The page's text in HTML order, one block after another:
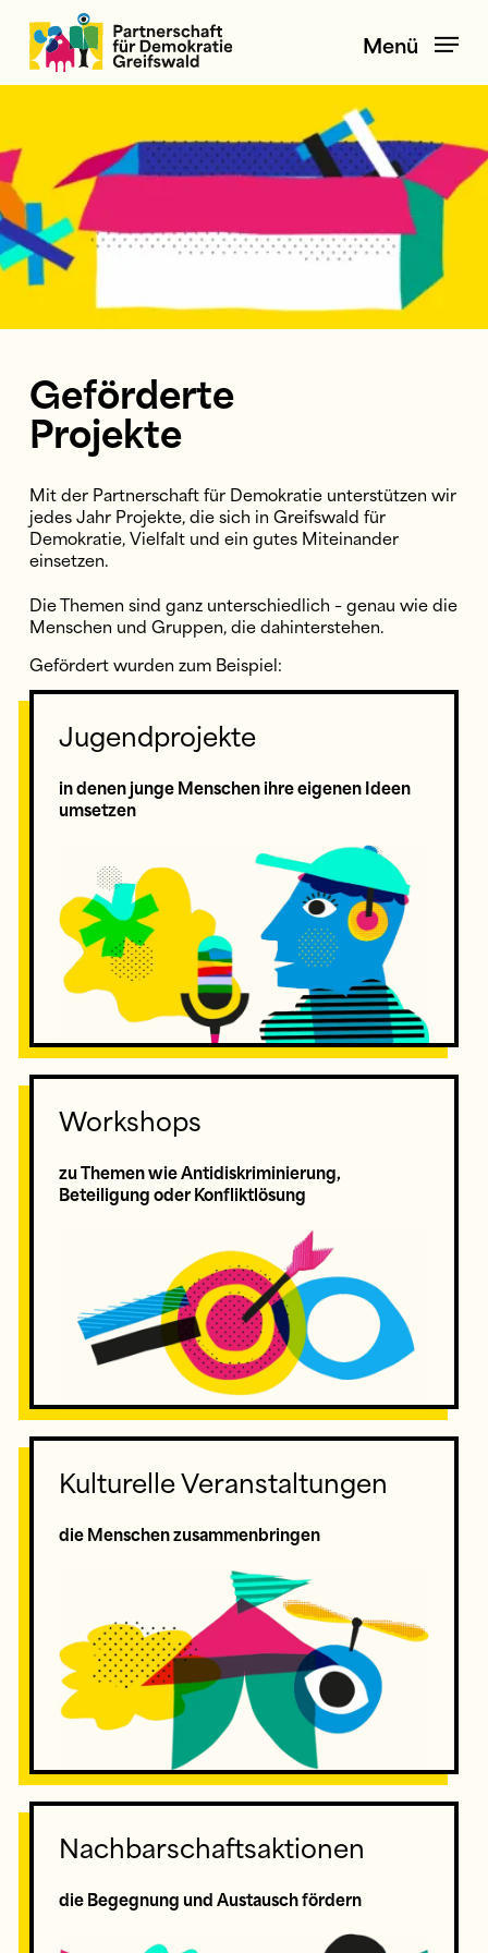
main
content
Menü
Geförderte
Projekte
Mit der Partnerschaft für Demokratie unterstützen wir
jedes Jahr Projekte, die sich in Greifswald für
Demokratie, Vielfalt und ein gutes Miteinander
einsetzen.
Die Themen sind ganz unterschiedlich – genau wie die
Menschen und Gruppen, die dahinterstehen.
Gefördert wurden zum Beispiel:
Jugendprojekte
in denen junge Menschen ihre eigenen Ideen
umsetzen
Workshops
zu Themen wie Antidiskriminierung,
Beteiligung oder Konfliktlösung
Kulturelle Veranstaltungen
die Menschen zusammenbringen
Nachbarschaftsaktionen
die Begegnung und Austausch fördern